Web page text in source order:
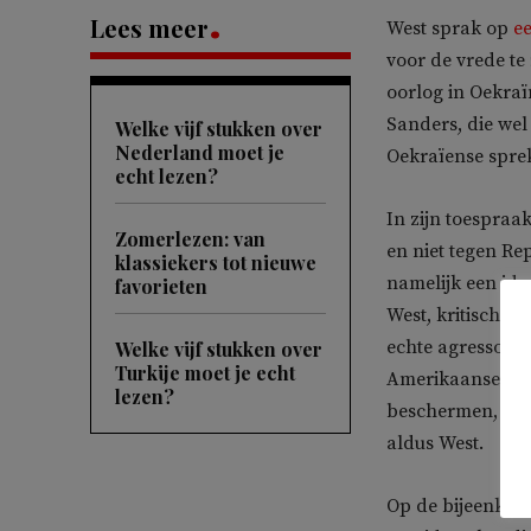
Lees meer
Welke vijf stukken over
Nederland moet je
echt lezen?
Zomerlezen: van
klassiekers tot nieuwe
favorieten
Welke vijf stukken over
Turkije moet je echt
lezen?
West sprak op
voor de vrede
oorlog in
Sanders, die
Oekraïense
In zijn
en niet tegen
namelijk een
West, kritisch
echte agressor,
Amerikaanse
beschermen, ze
aldus West.
Op de